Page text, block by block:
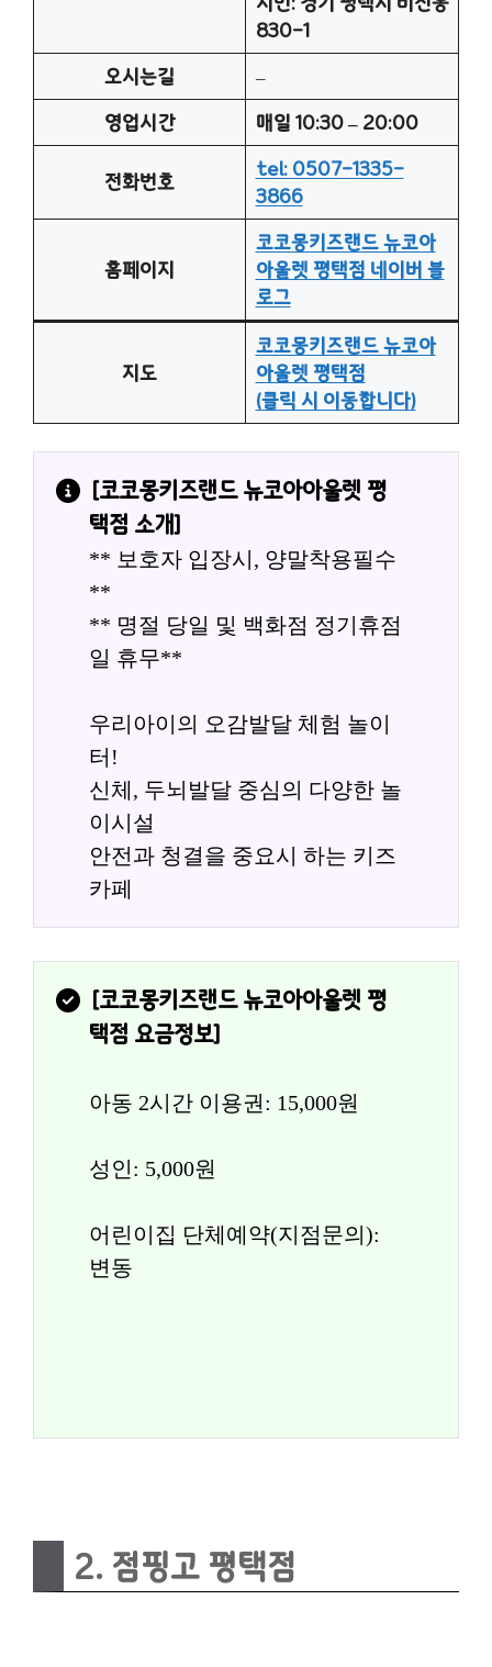
830-1
오시는길
–
영업시간
매일 10:30 – 20:00
전화번호
tel: 0507-1335-
3866
홈페이지
코코몽키즈랜드 뉴코아
아울렛 평택점 네이버 블
로그
지도
코코몽키즈랜드 뉴코아
아울렛 평택점
(클릭 시 이동합니다)
[코코몽키즈랜드 뉴코아아울렛 평
택점 소개]
** 보호자 입장시, 양말착용필수
**
** 명절 당일 및 백화점 정기휴점
일 휴무**
우리아이의 오감발달 체험 놀이
터!
신체, 두뇌발달 중심의 다양한 놀
이시설
안전과 청결을 중요시 하는 키즈
카페
[코코몽키즈랜드 뉴코아아울렛 평
택점 요금정보]
아동 2시간 이용권: 15,000원
성인: 5,000원
어린이집 단체예약(지점문의):
변동
2. 점핑고 평택점